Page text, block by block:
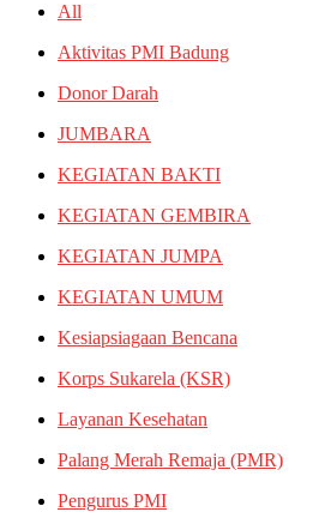
All
Aktivitas PMI Badung
Donor Darah
JUMBARA
KEGIATAN BAKTI
KEGIATAN GEMBIRA
KEGIATAN JUMPA
KEGIATAN UMUM
Kesiapsiagaan Bencana
Korps Sukarela (KSR)
Layanan Kesehatan
Palang Merah Remaja (PMR)
Pengurus PMI